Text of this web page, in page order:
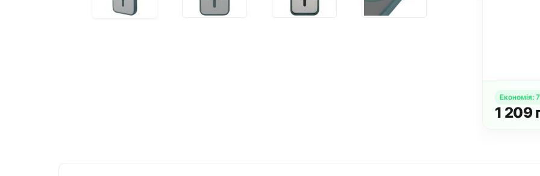
Економія:
1 209